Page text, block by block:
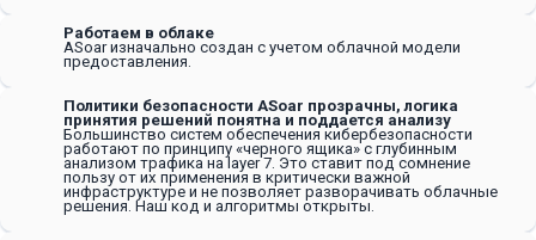
Работаем в облаке
ASoar изначально создан с учетом облачной модели
предоставления.
Политики безопасности ASoar прозрачны, логика
принятия решений понятна и поддается анализу
Большинство систем обеспечения кибербезопасности
работают по принципу «черного ящика» с глубинным
анализом трафика на layer 7. Это ставит под сомнение
пользу от их применения в критически важной
инфраструктуре и не позволяет разворачивать облачные
решения. Наш код и алгоритмы открыты.